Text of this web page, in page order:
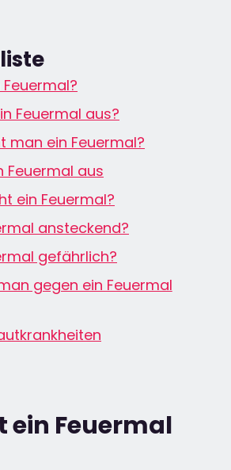
Feuermal aus?
man ein Feuermal?
Feuermal aus
ein Feuermal?
ansteckend?
gefährlich?
gegen ein Feuermal
ein Feuermal